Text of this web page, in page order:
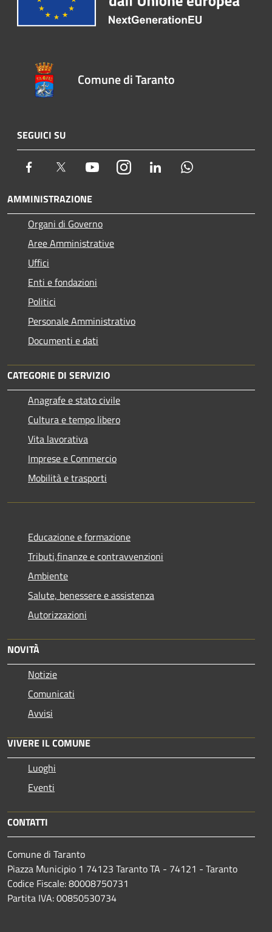
Comune di Taranto
SEGUICI SU
Facebook Twitter YoutubeInstagram LinkedIn
AMMINISTRAZIONE
Organi di Governo
Aree Amministrative
Uffici
Enti e fondazioni
Politici
Personale Amministrativo
Documenti e dati
CATEGORIE DI SERVIZIO
Anagrafe e stato civile
Cultura e tempo libero
Vita lavorativa
Imprese e Commercio
Mobilità e trasporti
Educazione e formazione
Tributi,finanze e contravvenzioni
Ambiente
Salute, benessere e assistenza
Autorizzazioni
NOVITÀ
Notizie
Comunicati
Avvisi
VIVERE IL COMUNE
Luoghi
Eventi
CONTATTI
Comune di Taranto
Piazza Municipio 1 74123 Taranto TA - 74121 - Taranto
Codice Fiscale: 80008750731
Partita IVA: 00850530734